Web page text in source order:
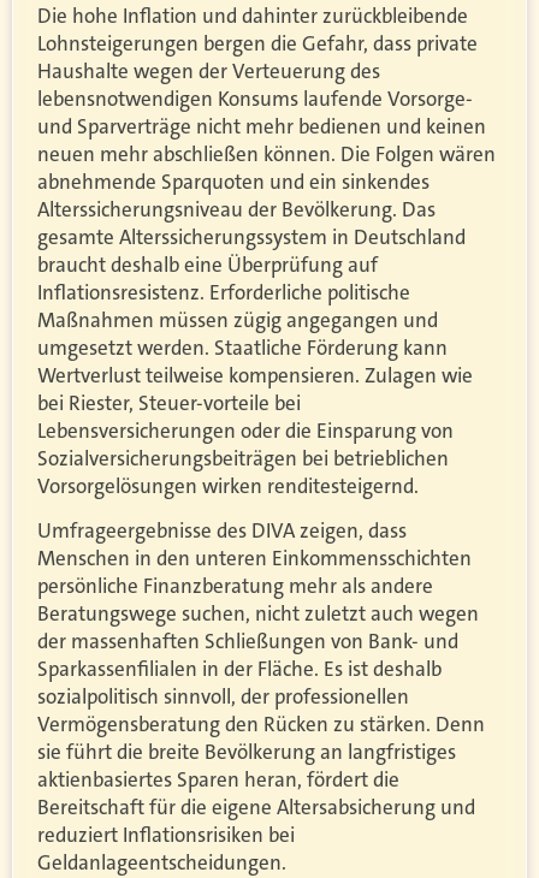
Die hohe Inflation und dahinter zurückbleibende
Lohnsteigerungen bergen die Gefahr, dass private
Haushalte wegen der Verteuerung des
lebensnotwendigen Konsums laufende Vorsorge-
und Sparverträge nicht mehr bedienen und keinen
neuen mehr abschließen können. Die Folgen wären
abnehmende Sparquoten und ein sinkendes
Alterssicherungsniveau der Bevölkerung. Das
gesamte Alterssicherungssystem in Deutschland
braucht deshalb eine Überprüfung auf
Inflationsresistenz. Erforderliche politische
Maßnahmen müssen zügig angegangen und
umgesetzt werden. Staatliche Förderung kann
Wertverlust teilweise kompensieren. Zulagen wie
bei Riester, Steuer-vorteile bei
Lebensversicherungen oder die Einsparung von
Sozialversicherungsbeiträgen bei betrieblichen
Vorsorgelösungen wirken renditesteigernd.
Umfrageergebnisse des DIVA zeigen, dass
Menschen in den unteren Einkommensschichten
persönliche Finanzberatung mehr als andere
Beratungswege suchen, nicht zuletzt auch wegen
der massenhaften Schließungen von Bank- und
Sparkassenfilialen in der Fläche. Es ist deshalb
sozialpolitisch sinnvoll, der professionellen
Vermögensberatung den Rücken zu stärken. Denn
sie führt die breite Bevölkerung an langfristiges
aktienbasiertes Sparen heran, fördert die
Bereitschaft für die eigene Altersabsicherung und
reduziert Inflationsrisiken bei
Geldanlageentscheidungen.